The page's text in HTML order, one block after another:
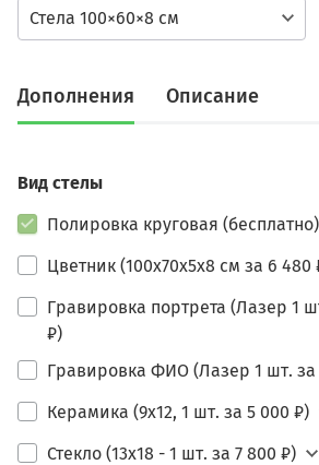
Стела 100×60×8 см
Дополнения Описание
Вид стелы
Полировка круговая (бесплатно)
Цветник (100х70х5х8 см за 6 480
Гравировка портрета (Лазер 1
₽)
Гравировка ФИО (Лазер 1 шт. за
Керамика (9х12, 1 шт. за 5 000 ₽)
Стекло (13х18 - 1 шт. за 7 800 ₽)